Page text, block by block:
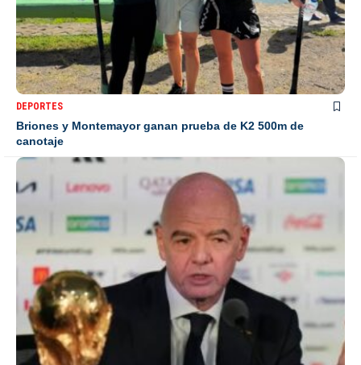
DEPORTES
Briones y Montemayor ganan prueba de K2 500m de
canotaje